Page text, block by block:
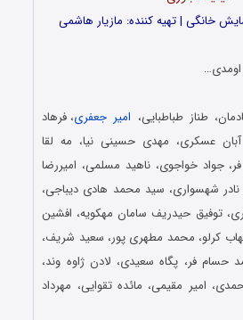
طناز طباطبایی، امیر جعفری، فرهاد
عسکری، مهدی حسینی نیا، مه لقا
جواد خواجوی، ناهید مسلمی، امیررضا
نادر شهسواری، سید محمد هادی دیباجی،
توفیق حیدریف سامان مهکویه، افشین
کرلو، محمد مطهری پور، سعید شریف،
حسام فر، پگاه سعیدی، لادن ژاوه وند،
امیر مقیمی، مائده تقوایی، مهرداد